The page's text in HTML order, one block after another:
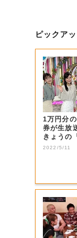
ピックア
1万円分
券が生放
きょうの
生電話ク
2022/5/11